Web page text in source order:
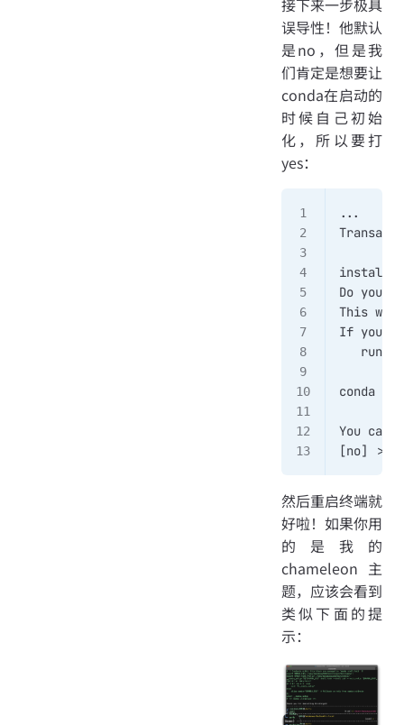
接下来一步极具
误导性！他默认
是no，但是我
们肯定是想要让
conda在启动的
时候自己初始
化，所以要打
yes：
...
Do you
This will
If you'd
run
conda
You can
[no] >>>
然后重启终端就
好啦！如果你用
的是我的
chameleon主
题，应该会看到
类似下面的提
示：